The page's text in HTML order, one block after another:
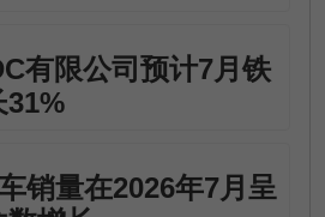
有限公司预计7月铁
31%
销量在2026年7月呈